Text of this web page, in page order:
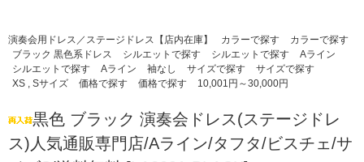
演奏会用ドレス／ステージドレス【店内在庫】 カラーで探す
カラーで探す
ブラック 黒色系ドレス
シルエットで探す シルエットで探す
Aライン
シルエットで探す
Aライン 袖なし サイズで探す
サイズで探す
XS , Sサイズ
価格で探す 価格で探す 10,001円～30,000円
黒色 ブラック 演奏会ドレス(ステージドレ
ス)人気通販専門店/Aライン/タフタ/ビスチェ/サ